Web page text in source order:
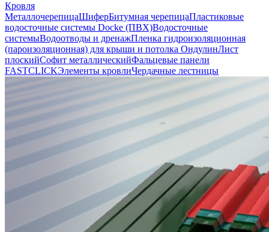
Кровля
МеталлочерепицаШиферБитумная черепицаПластиковые
водосточные системы Docke (ПВХ)Водосточные
системыВодоотводы и дренажПленка гидроизоляционная
(пароизоляционная) для крыши и потолка ОндулинЛист
плоскийСофит металлическийФальцевые панели
FASTCLICKЭлементы кровлиЧердачные лестницы